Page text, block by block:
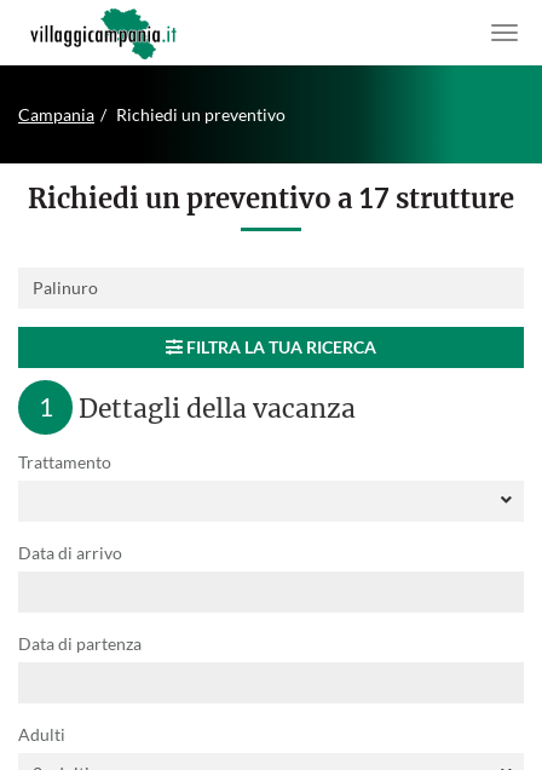
Campania Richiedi un preventivo
Richiedi un preventivo a 17 strutture
Destinazione:
FILTRA LA TUA RICERCA
1 Dettagli della vacanza
Trattamento
Data di arrivo
Data di partenza
Adulti